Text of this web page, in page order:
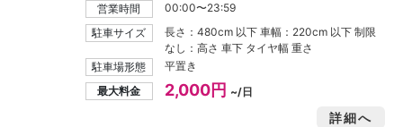
営業時間
00:00〜23:59
駐車サイズ
長さ：480cm 以下 車幅：220cm 以下 制限
なし：高さ 車下 タイヤ幅 重さ
駐車場形態
平置き
最大料金
2,000円 ~/日
詳細へ